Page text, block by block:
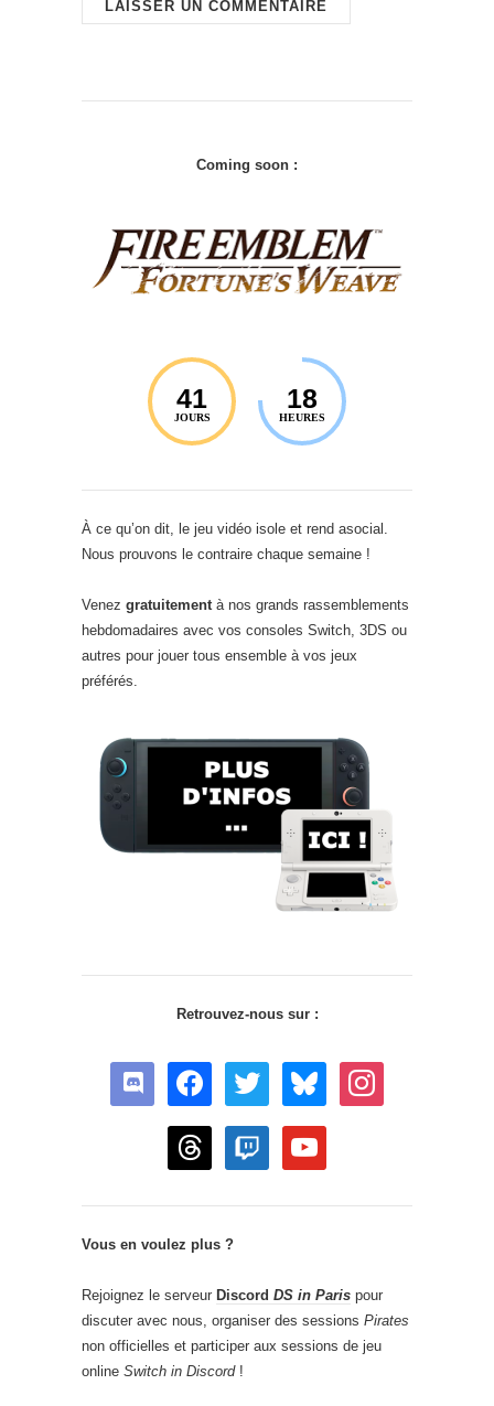
Coming soon :
41
JOURS
18
HEURES
À ce qu’on dit, le jeu vidéo isole et rend asocial.
Nous prouvons le contraire chaque semaine !
Venez gratuitement à nos grands rassemblements
hebdomadaires avec vos consoles Switch, 3DS ou
autres pour jouer tous ensemble à vos jeux
préférés.
Retrouvez-nous sur :
discord facebook twitter bluesky instagram
threads twitch youtube
Vous en voulez plus ?
Rejoignez le serveur Discord DS in Paris pour
discuter avec nous, organiser des sessions Pirates
non officielles et participer aux sessions de jeu
online Switch in Discord!